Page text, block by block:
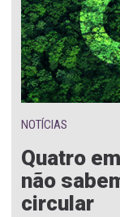
NOTÍCIAS
Quatro
não
circular